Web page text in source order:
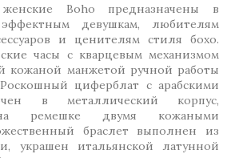
Boho предназначены в
девушкам, любителям
и ценителям стиля бохо.
часы с кварцевым механизмом
кожаной манжетой ручной работы
Роскошный циферблат с арабскими
в металлический корпус,
на ремешке двумя кожаными
браслет выполнен из
украшен итальянской латунной